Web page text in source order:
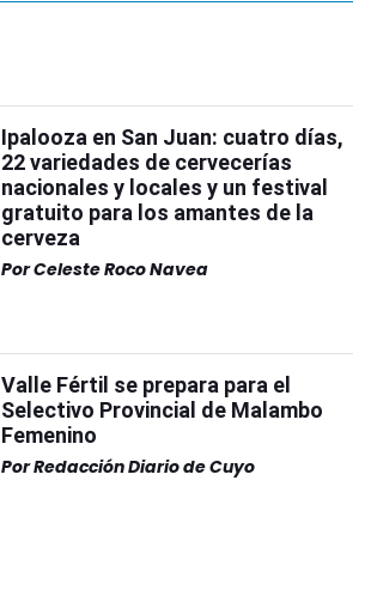
Ipalooza en San Juan: cuatro días,
22 variedades de cervecerías
nacionales y locales y un festival
gratuito para los amantes de la
cerveza
PorCeleste Roco Navea
Valle Fértil se prepara para el
Selectivo Provincial de Malambo
Femenino
PorRedacción Diario de Cuyo